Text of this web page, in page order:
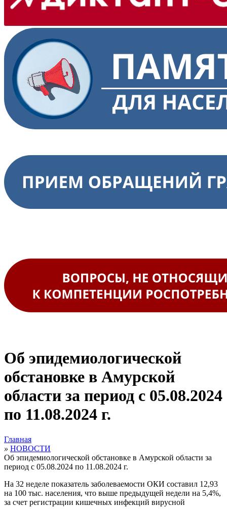
Об эпидемиологической
обстановке в Амурской
области за период с 05.08.2024
по 11.08.2024 г.
Главная
» НОВОСТИ
Об эпидемиологической обстановке в Амурской области за
период с 05.08.2024 по 11.08.2024 г.
На 32 неделе показатель заболеваемости ОКИ составил 12,93
на 100 тыс. населения, что выше предыдущей недели на 5,4%,
за счет регистрации кишечных инфекций вирусной